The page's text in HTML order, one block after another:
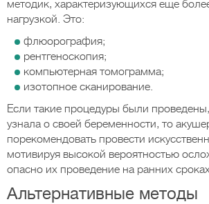
методик, характеризующихся еще
нагрузкой. Это:
флюорография;
рентгеноскопия;
компьютерная томограмма;
изотопное сканирование.
Если такие процедуры были
узнала о своей беременности, то
порекомендовать провести
мотивируя высокой вероятностью
опасно их проведение на ранних
Альтернативные методы